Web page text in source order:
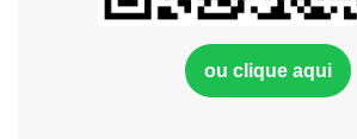
ou clique aqui